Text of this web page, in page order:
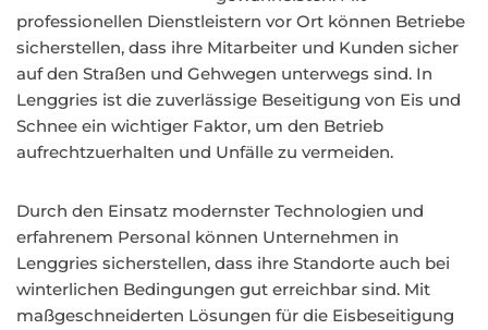
professionellen Dienstleistern vor Ort können Betriebe
sicherstellen, dass ihre Mitarbeiter und Kunden sicher
auf den Straßen und Gehwegen unterwegs sind. In
Lenggries ist die zuverlässige Beseitigung von Eis und
Schnee ein wichtiger Faktor, um den Betrieb
aufrechtzuerhalten und Unfälle zu vermeiden.
Durch den Einsatz modernster Technologien und
erfahrenem Personal können Unternehmen in
Lenggries sicherstellen, dass ihre Standorte auch bei
winterlichen Bedingungen gut erreichbar sind. Mit
maßgeschneiderten Lösungen für die Eisbeseitigung